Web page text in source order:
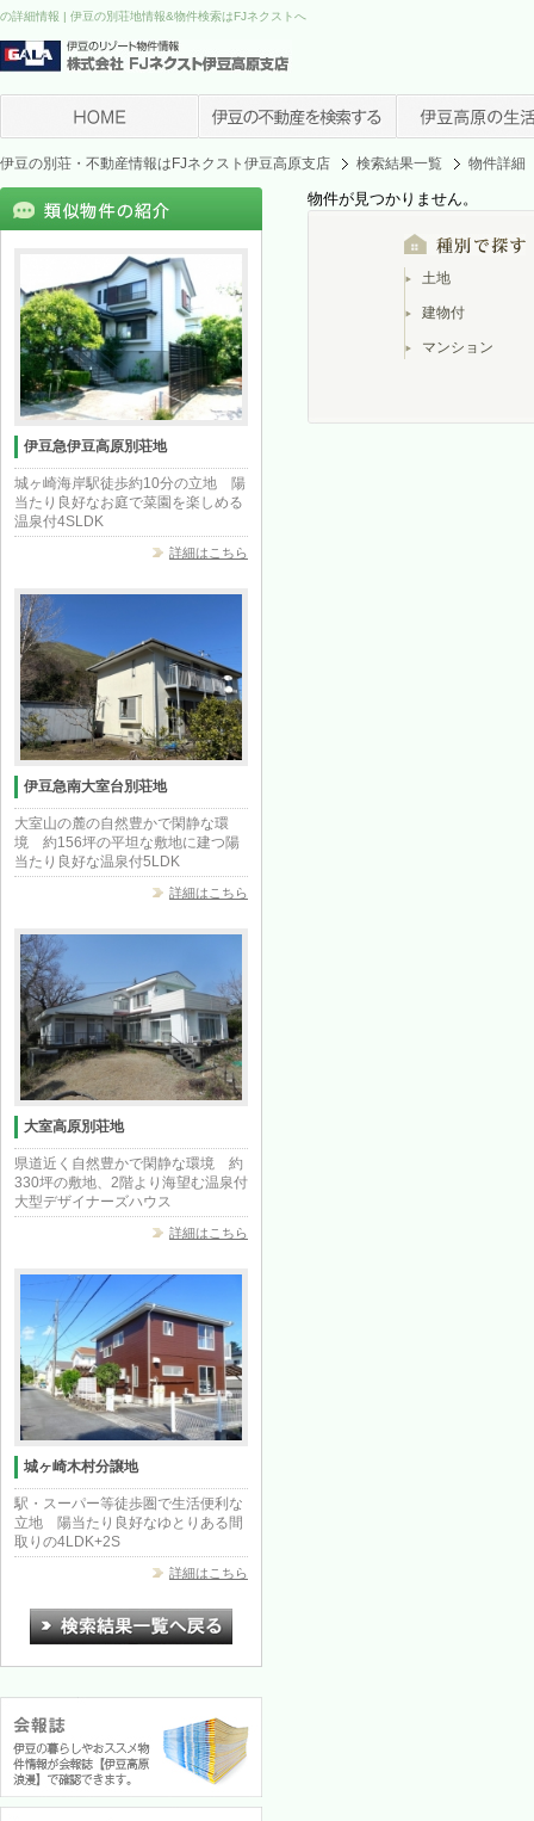
の詳細情報 | 伊豆の別荘地情報&物件検索はFJネクストへ
伊豆の別荘・不動産情報はFJネクスト伊豆高原支店 検索結果一覧 物件詳細
伊豆急伊豆高原別荘地
城ヶ崎海岸駅徒歩約10分の立地 陽
当たり良好なお庭で菜園を楽しめる
温泉付4SLDK
詳細はこちら
伊豆急南大室台別荘地
大室山の麓の自然豊かで閑静な環
境 約156坪の平坦な敷地に建つ陽
当たり良好な温泉付5LDK
詳細はこちら
大室高原別荘地
県道近く自然豊かで閑静な環境 約
330坪の敷地、2階より海望む温泉付
大型デザイナーズハウス
詳細はこちら
城ヶ崎木村分譲地
駅・スーパー等徒歩圏で生活便利な
立地 陽当たり良好なゆとりある間
取りの4LDK+2S
詳細はこちら
物件が見つかりません。
土地
建物付
マンション